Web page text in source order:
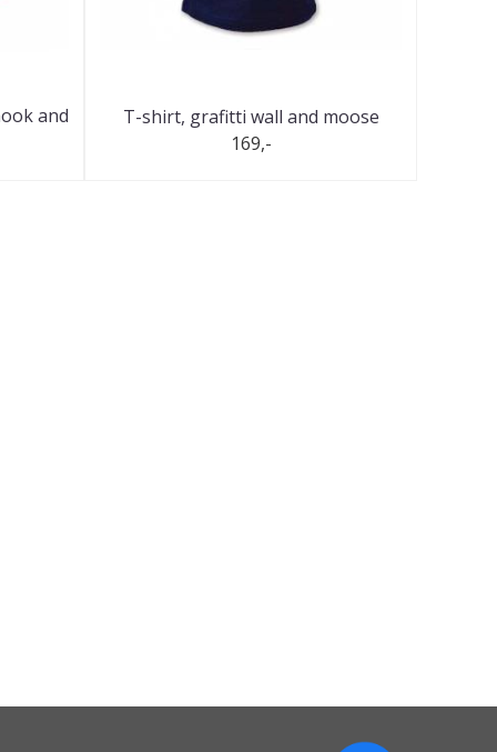
and
T-shirt, grafitti wall and moose
169,-